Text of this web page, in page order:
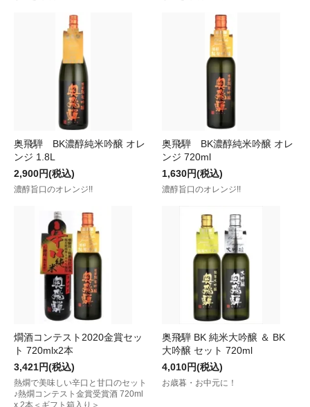
奥飛騨 BK濃醇純米吟醸 オレ
ンジ 1.8L
2,900円(税込)
濃醇旨口のオレンジ!!
奥飛騨 BK濃醇純米吟醸 オレ
ンジ 720ml
1,630円(税込)
濃醇旨口のオレンジ!!
燗酒コンテスト2020金賞セッ
ト 720mlx2本
3,421円(税込)
熱燗で美味しい辛口と甘口のセット
♪熱燗コンテスト金賞受賞酒 720ml
x 2本＜ギフト箱入り＞
奥飛騨 BK 純米大吟醸 ＆ BK
大吟醸 セット 720ml
4,010円(税込)
お歳暮・お中元に！